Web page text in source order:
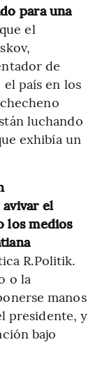
para una
el
de
país en los
luchando
exhibía un
el
los medios
R.Politik.
o la
manos
presidente, y
bajo